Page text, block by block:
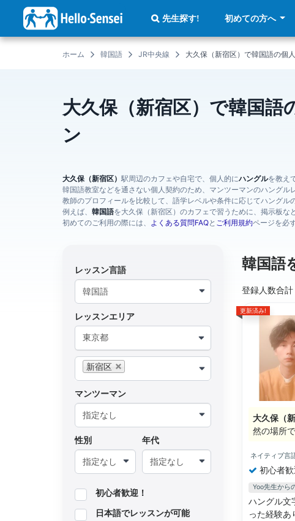
ン
先生探す! 初めての方へ
ホーム 韓国語 JR中央線 大久保（新宿区）で韓国語の個
大久保（新宿区）で韓国
ン
大久保（新宿区） 駅周辺のカフェや自宅で、個人的にハングルを教え
韓国語教室などを通さない個人契約のため、マンツーマンのハングル
教師のプロフィールを比較して、語学レベルや条件に応じてハング
例えば、 韓国語を大久保（新宿区）のカフェで習うために、掲示板な
初めてのご利用の際には、 よくある質問FAQと ご利用規約ページを必
レッスン言語
レッスンエリア
東京都
新宿区
マンツーマン
性別 年代
初心者歓迎！
日本語でレッスンが可能
韓国語
登録人数合計
更新済み!
大久保（新
然の場所で
ネイティブ言
初心者歓
Yoo先生から
ハングル文
った経験あ